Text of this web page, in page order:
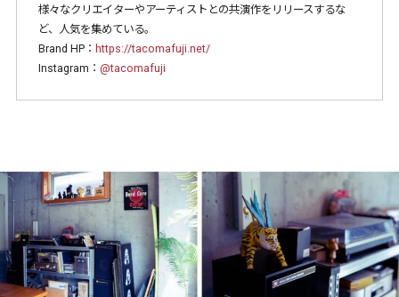
様々なクリエイターやアーティストとの共演作をリリースするな
ど、人気を集めている。
Brand HP： https://tacomafuji.net/
Instagram： @tacomafuji